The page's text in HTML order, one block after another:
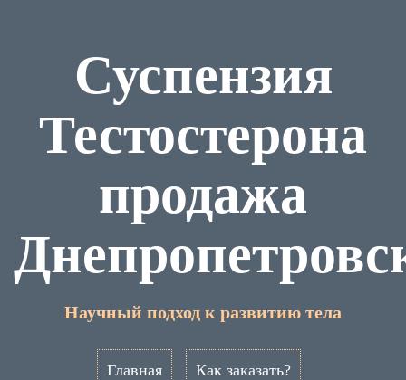
Суспензия
Тестостерона
продажа
Научный подход к развитию тела
Главная Как заказать?